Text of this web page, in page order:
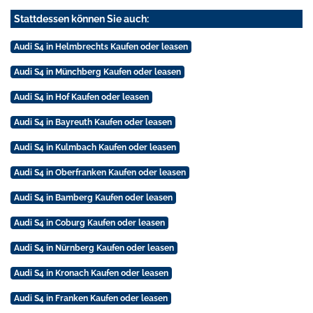
Stattdessen können Sie auch:
Audi S4 in Helmbrechts Kaufen oder leasen
Audi S4 in Münchberg Kaufen oder leasen
Audi S4 in Hof Kaufen oder leasen
Audi S4 in Bayreuth Kaufen oder leasen
Audi S4 in Kulmbach Kaufen oder leasen
Audi S4 in Oberfranken Kaufen oder leasen
Audi S4 in Bamberg Kaufen oder leasen
Audi S4 in Coburg Kaufen oder leasen
Audi S4 in Nürnberg Kaufen oder leasen
Audi S4 in Kronach Kaufen oder leasen
Audi S4 in Franken Kaufen oder leasen